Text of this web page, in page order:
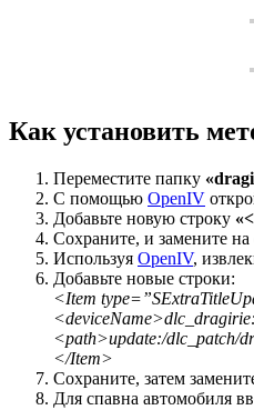
Как установить
Переместите папку
С помощью OpenIV
Добавьте новую строку
Сохраните, и замените
Используя OpenIV,
Добавьте новые строки:
<Item
<path>update:/dlc_patch/
</Item>
Сохраните, затем
Для спавна автомобиля